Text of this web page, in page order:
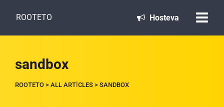
ROOTETO Hosteva
sandbox
ROOTETO > ALL ARTICLES > SANDBOX